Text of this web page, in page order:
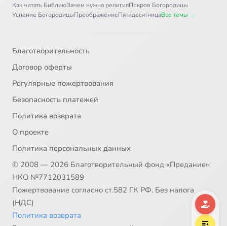
Как читать БиблиюЗачем нужна религияПокров Богородицы
Успение БогородицыПреображениеПятидесятницаВсе темы →
Благотворительность
Договор оферты
Регулярные пожертвования
Безопасность платежей
Политика возврата
О проекте
Политика персональных данных
© 2008 — 2026 Благотворительный фонд «Предание»
НКО №7712031589
Пожертвование согласно ст.582 ГК РФ. Без налога
(НДС)
Политика возврата